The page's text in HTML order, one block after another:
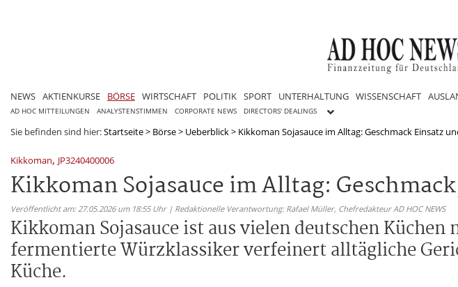
NEWS AKTIENKURSE BÖRSE WIRTSCHAFT POLITIK SPORT UNTERHALTUNG WISSENSCHAFT
AD HOC MITTEILUNGEN ANALYSTENSTIMMEN CORPORATE NEWS DIRECTORS' DEALINGS
Sie befinden sind hier:Startseite> Börse> Ueberblick> Kikkoman Sojasauce im Alltag: Geschmack Einsatz
Kikkoman, JP3240400006
Kikkoman Sojasauce im Alltag:
Veröffentlicht am: 27.05.2026 um 18:55 Uhr | Redaktionelle Verantwortung: Rafael Müller, Chefredakteur AD HOC NEWS
Kikkoman Sojasauce ist aus vielen deutschen
fermentierte Würzklassiker verfeinert alltägliche
Küche.